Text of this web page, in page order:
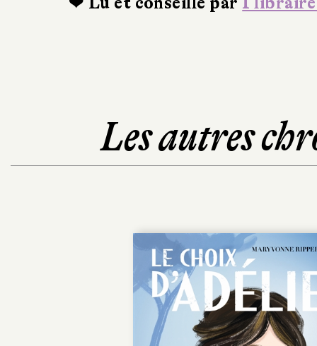
Les autres